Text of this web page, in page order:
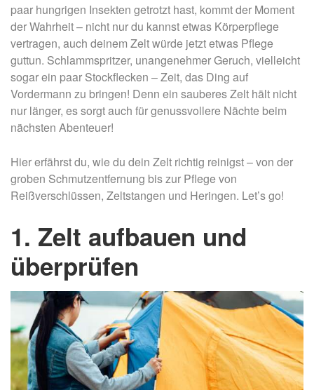
paar hungrigen Insekten getrotzt hast, kommt der Moment
der Wahrheit – nicht nur du kannst etwas Körperpflege
vertragen, auch deinem Zelt würde jetzt etwas Pflege
guttun. Schlammspritzer, unangenehmer Geruch, vielleicht
sogar ein paar Stockflecken – Zeit, das Ding auf
Vordermann zu bringen! Denn ein sauberes Zelt hält nicht
nur länger, es sorgt auch für genussvollere Nächte beim
nächsten Abenteuer!
Hier erfährst du, wie du dein Zelt richtig reinigst – von der
groben Schmutzentfernung bis zur Pflege von
Reißverschlüssen, Zeltstangen und Heringen. Let’s go!
1. Zelt aufbauen und
überprüfen